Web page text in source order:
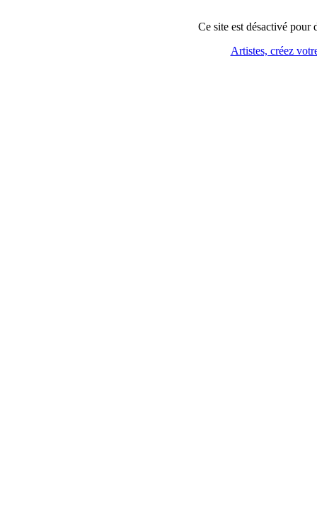
Ce site est désactivé pour
Artistes, créez